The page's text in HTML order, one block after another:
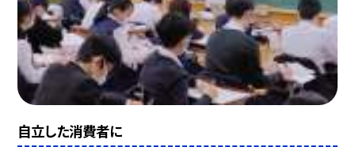
自立した消費者に